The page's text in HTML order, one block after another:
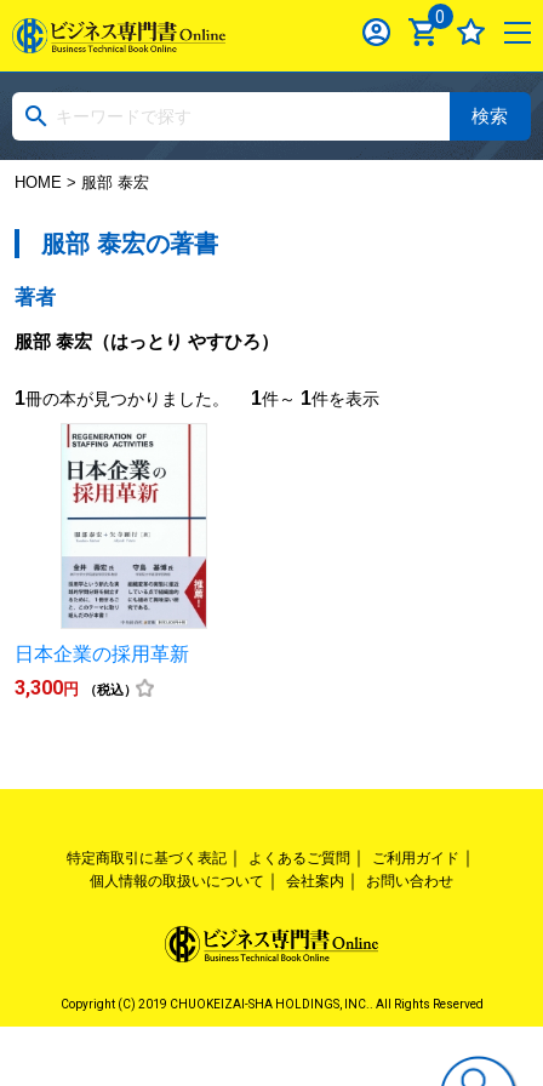
0
検索
HOME> 服部 泰宏
服部 泰宏の著書
著者
服部 泰宏（はっとり やすひろ）
1冊の本が見つかりました。 1件～ 1件を表示
日本企業の採用革新
3,300円 （税込）
特定商取引に基づく表記 よくあるご質問
ご利用ガイド
個人情報の取扱いについて
会社案内 お問い合わせ
Copyright (C) 2019 CHUOKEIZAI-SHA HOLDINGS, INC.. All Rights Reserved